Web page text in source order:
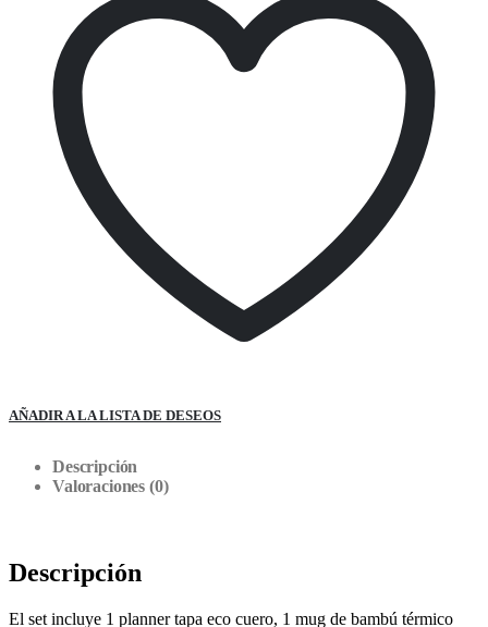
AÑADIR A LA LISTA DE DESEOS
Descripción
Valoraciones (0)
Descripción
El set incluye 1 planner tapa eco cuero, 1 mug de bambú térmico